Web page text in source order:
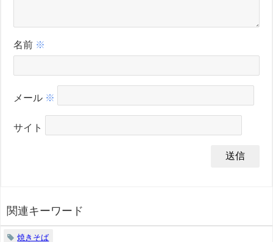
名前 ※
メール ※
サイト
関連キーワード
焼きそば